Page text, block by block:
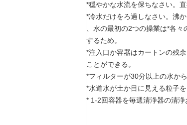
*穏やかな水流を保ちなさい。
*冷水だけをろ過しなさい。沸
、水の最初の2つの操業は*各
するため。
*注入口か容器はカートンの残
ことができる。
*フィルターが30分以上の水か
*水道水が土か目に見える粒子
* 1-2回容器を毎週清浄器の清浄